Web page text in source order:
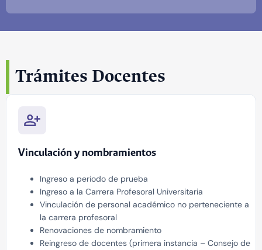
Trámites Docentes
Vinculación y nombramientos
Ingreso a periodo de prueba
Ingreso a la Carrera Profesoral Universitaria
Vinculación de personal académico no perteneciente a
la carrera profesoral
Renovaciones de nombramiento
Reingreso de docentes (primera instancia – Consejo de